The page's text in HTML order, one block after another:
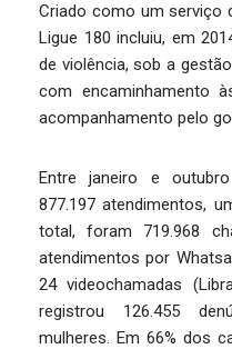
Criado como um serviço
Ligue 180 incluiu, em
de violência, sob a
com encaminhamento
acompanhamento pelo
Entre janeiro e
877.197 atendimentos,
total, foram 719.968
atendimentos por
24 videochamadas
registrou 126.455
mulheres. Em 66% dos